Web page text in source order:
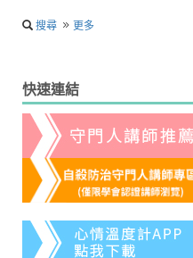
搜尋 更多
快速連結